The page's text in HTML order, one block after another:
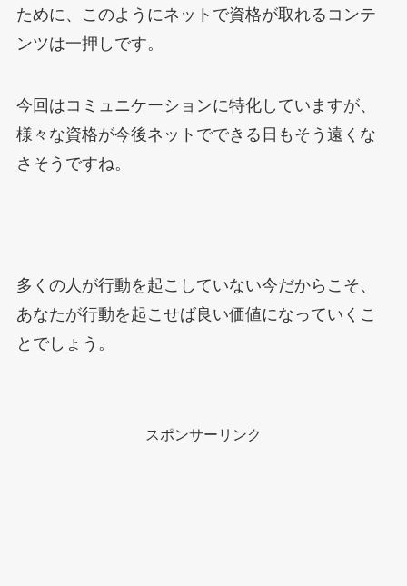
ために、このようにネットで資格が取れるコンテ
ンツは一押しです。
今回はコミュニケーションに特化していますが、
様々な資格が今後ネットでできる日もそう遠くな
さそうですね。
多くの人が行動を起こしていない今だからこそ、
あなたが行動を起こせば良い価値になっていくこ
とでしょう。
スポンサーリンク